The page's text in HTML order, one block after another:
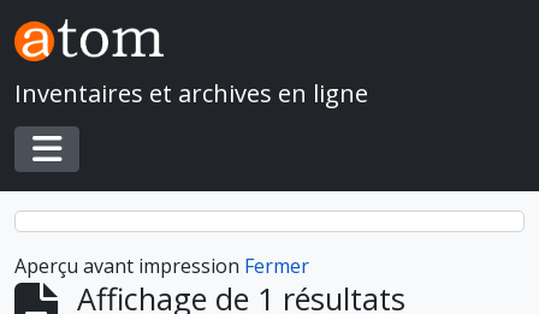
Skip to main content
Inventaires et archives en ligne
Toggle navigation
Aperçu avant impression Fermer
Affichage de 1 résultats